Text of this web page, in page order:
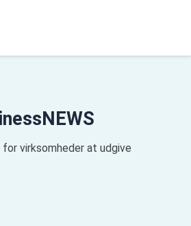
virksomheder at udgive